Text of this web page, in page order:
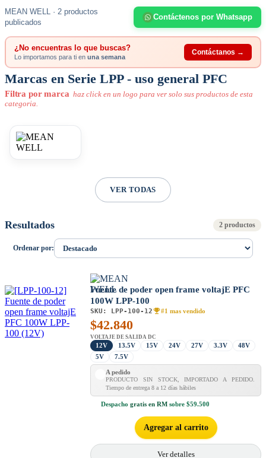
MEAN WELL · 2 productos
publicados
Contáctenos por Whatsapp
¿No encuentras lo que buscas?
Lo importamos para ti en una semana
Contáctanos →
Marcas en Serie LPP - uso general PFC
Filtra por marca haz click en un logo para ver solo sus productos de esta
categoria.
VER TODAS
Resultados 2 productos
Ordenar por:
Fuente de poder open frame voltajE PFC
100W LPP-100
SKU: LPP-100-12 #1 mas vendido
$42.840
VOLTAJE DE SALIDA DC
12V 13.5V 15V 24V 27V 3.3V
48V
5V
7.5V
A pedido
PRODUCTO SIN STOCK, IMPORTADO A PEDIDO.
Tiempo de entrega 8 a 12 días hábiles
Despacho gratis en RM sobre $59.500
Agregar al carrito
Ver detalles